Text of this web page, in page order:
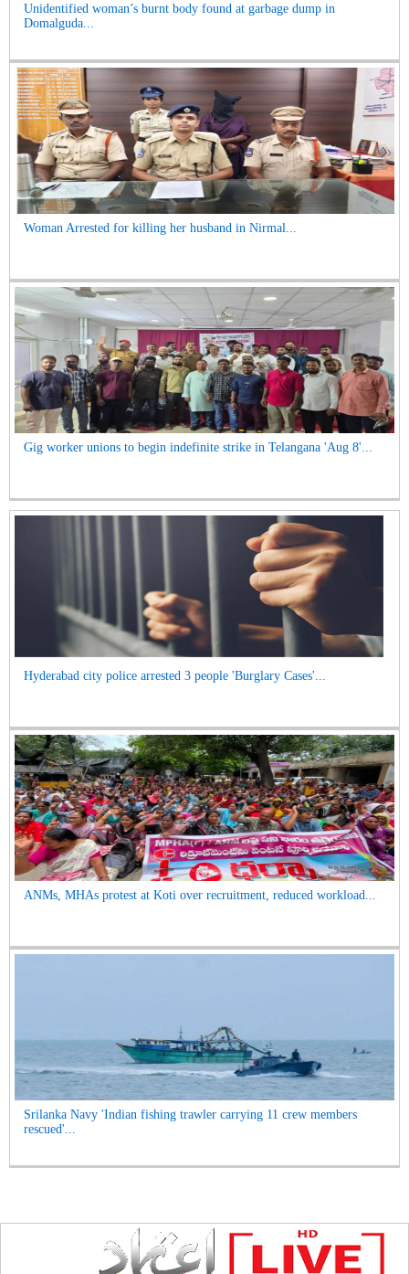
Unidentified woman’s burnt body found at garbage dump in
Domalguda...
Woman Arrested for killing her husband in Nirmal...
Gig worker unions to begin indefinite strike in Telangana 'Aug 8'...
Hyderabad city police arrested 3 people 'Burglary Cases'...
ANMs, MHAs protest at Koti over recruitment, reduced workload...
Srilanka Navy 'Indian fishing trawler carrying 11 crew members
rescued'...